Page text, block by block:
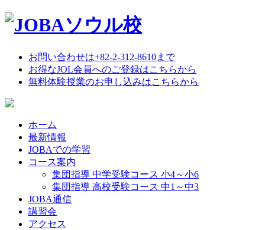
お問い合わせは+82-2-312-8610まで
お得なJOL会員へのご登録はこちらから
無料体験授業のお申し込みはこちらから
ホーム
最新情報
JOBAでの学習
コース案内
集団指導 中学受験コース 小4～小6
集団指導 高校受験コース 中1～中3
JOBA通信
講習会
アクセス